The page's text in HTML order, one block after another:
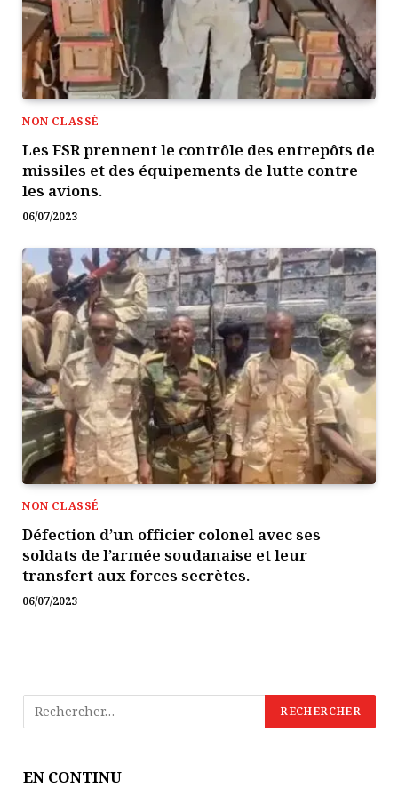
NON CLASSÉ
Les FSR prennent le contrôle des entrepôts de
missiles et des équipements de lutte contre
les avions.
06/07/2023
NON CLASSÉ
Défection d’un officier colonel avec ses
soldats de l’armée soudanaise et leur
transfert aux forces secrètes.
06/07/2023
EN CONTINU